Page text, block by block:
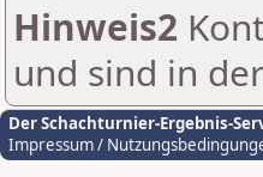
Hinweis2
und sind in
Der Schachturnier-Ergebnis-
Impressum /